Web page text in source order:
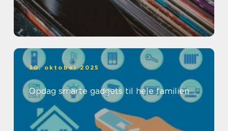
30. oktober 2025
Opdag smarte gadgets til hele familien